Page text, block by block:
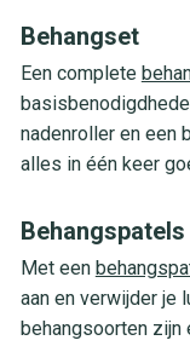
Behangset
Een complete
nadenroller en een
alles in één keer
Met een
aan en verwijder je
behangsoorten zijn